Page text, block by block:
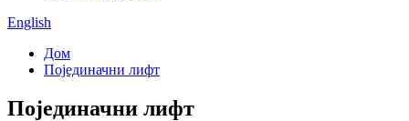
English
Дом
Појединачни лифт
Појединачни лифт